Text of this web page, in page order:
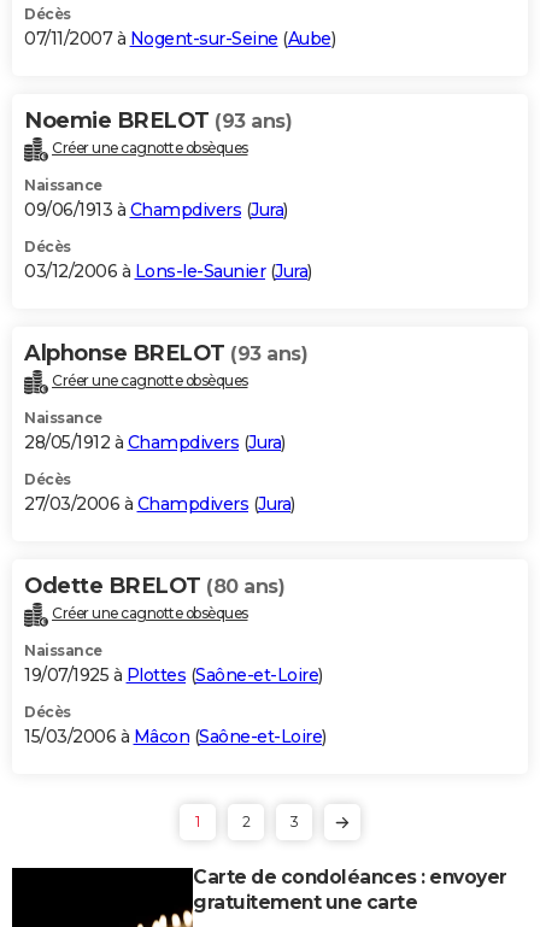
Décès
07/11/2007 à Nogent-sur-Seine (Aube)
Noemie BRELOT (93 ans)
Créer une cagnotte obsèques
Naissance
09/06/1913 à Champdivers (Jura)
Décès
03/12/2006 à Lons-le-Saunier(Jura)
Alphonse BRELOT (93 ans)
Créer une cagnotte obsèques
Naissance
28/05/1912 à Champdivers (Jura)
Décès
27/03/2006 à Champdivers (Jura)
Odette BRELOT (80 ans)
Créer une cagnotte obsèques
Naissance
19/07/1925 à Plottes (Saône-et-Loire)
Décès
15/03/2006 à Mâcon (Saône-et-Loire)
1 2 3
Carte de condoléances : envoyer
gratuitement une carte